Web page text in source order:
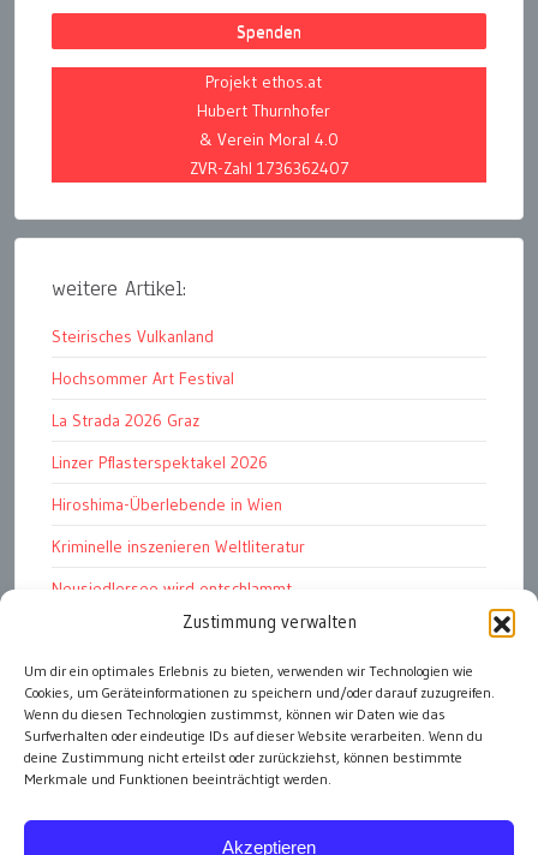
Zustimmung verwalten
Um dir ein optimales Erlebnis zu bieten, verwenden wir Technologien wie
Cookies, um Geräteinformationen zu speichern und/oder darauf zuzugreifen.
Wenn du diesen Technologien zustimmst, können wir Daten wie das
Surfverhalten oder eindeutige IDs auf dieser Website verarbeiten. Wenn du
deine Zustimmung nicht erteilst oder zurückziehst, können bestimmte
Merkmale und Funktionen beeinträchtigt werden.
Akzeptieren
Spenden
Projekt ethos.at
Hubert Thurnhofer
& Verein Moral 4.0
ZVR-Zahl 1736362407
weitere Artikel:
Steirisches Vulkanland
Hochsommer Art Festival
La Strada 2026 Graz
Linzer Pflasterspektakel 2026
Hiroshima-Überlebende in Wien
Kriminelle inszenieren Weltliteratur
Neusiedlersee wird entschlammt
TKG wünscht besinnliches Weihnachtsfest
Fußball WM 2026: „historisch“
Die Wichtigen
alle Artikel